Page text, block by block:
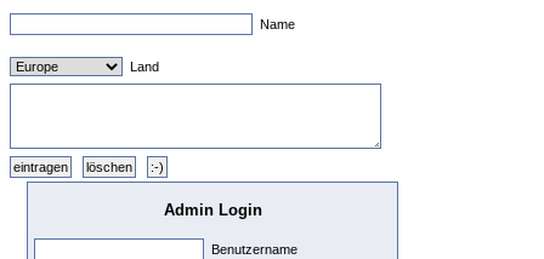
Name
Land
Admin Login
Benutzername